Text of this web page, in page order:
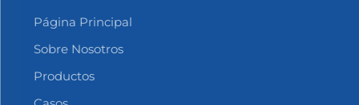
Página Principal
Sobre Nosotros
Productos